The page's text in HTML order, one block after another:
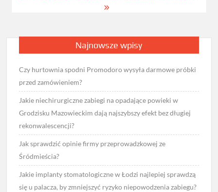
Najnowsze wpisy
Czy hurtownia spodni Promodoro wysyła darmowe próbki
przed zamówieniem?
Jakie niechirurgiczne zabiegi na opadające powieki w
Grodzisku Mazowieckim dają najszybszy efekt bez długiej
rekonwalescencji?
Jak sprawdzić opinie firmy przeprowadzkowej ze
Śródmieścia?
Jakie implanty stomatologiczne w Łodzi najlepiej sprawdzą
się u palacza, by zmniejszyć ryzyko niepowodzenia zabiegu?